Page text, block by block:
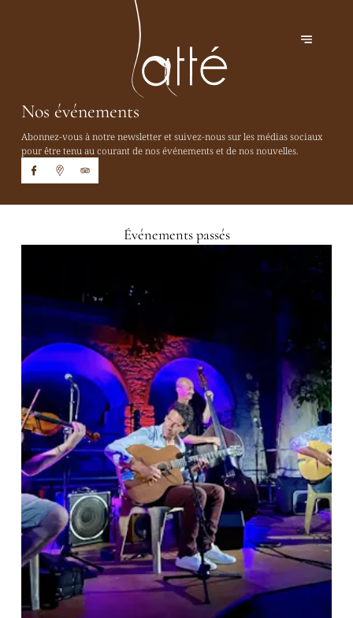
Nos événements
Abonnez-vous à notre newsletter et suivez-nous sur les médias sociaux
pour être tenu au courant de nos événements et de nos nouvelles.
Événements passés